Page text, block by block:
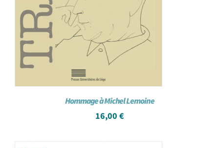
Hommage à Michel Lemoine
16,00 €